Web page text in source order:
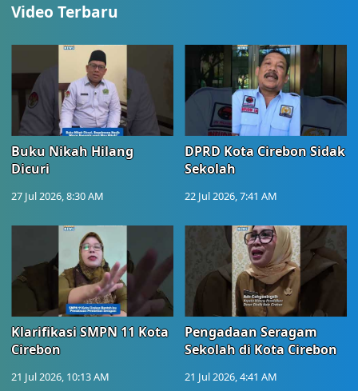
Video Terbaru
Buku Nikah Hilang
Dicuri
27 Jul 2026, 8:30 AM
DPRD Kota Cirebon Sidak
Sekolah
22 Jul 2026, 7:41 AM
Klarifikasi SMPN 11 Kota
Cirebon
21 Jul 2026, 10:13 AM
Pengadaan Seragam
Sekolah di Kota Cirebon
21 Jul 2026, 4:41 AM